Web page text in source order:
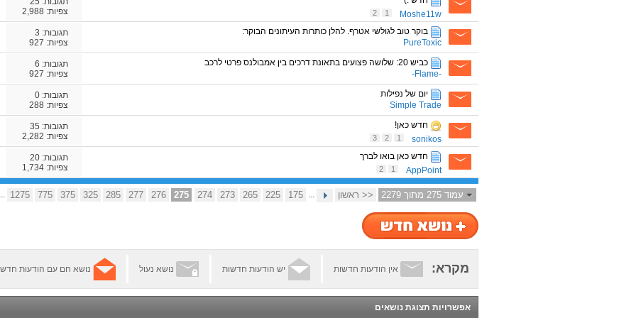
Moshe11w
1
2
צפיות: 2,988
בוקר טוב לגולשי אטרף. להלן כותרות העיתונים הבוקר:
PureToxic
תגובות: 3
צפיות: 927
כביש 20: שלושה פצועים בתאונת דרכים בין אמבולנס פרטי לרכב
-Flame-
תגובות: 6
צפיות: 927
יום של נפילות
Simple Trade
תגובות: 0
צפיות: 288
חדש כאן!
sonikos
1
2
3
תגובות: 35
צפיות: 2,282
חדש כאן בואו לברך
AppPoint
1
2
תגובות: 20
צפיות: 1,734
עמוד 275 מתוך 2279 << ראשון ...
175
225
265
273
274
275
276
277
285
325
375
775
1275
מקרא: אין הודעות חדשות יש הודעות חדשות נושא נעול נושא חם עם הודעות
אפשרויות תצוגת נושאים